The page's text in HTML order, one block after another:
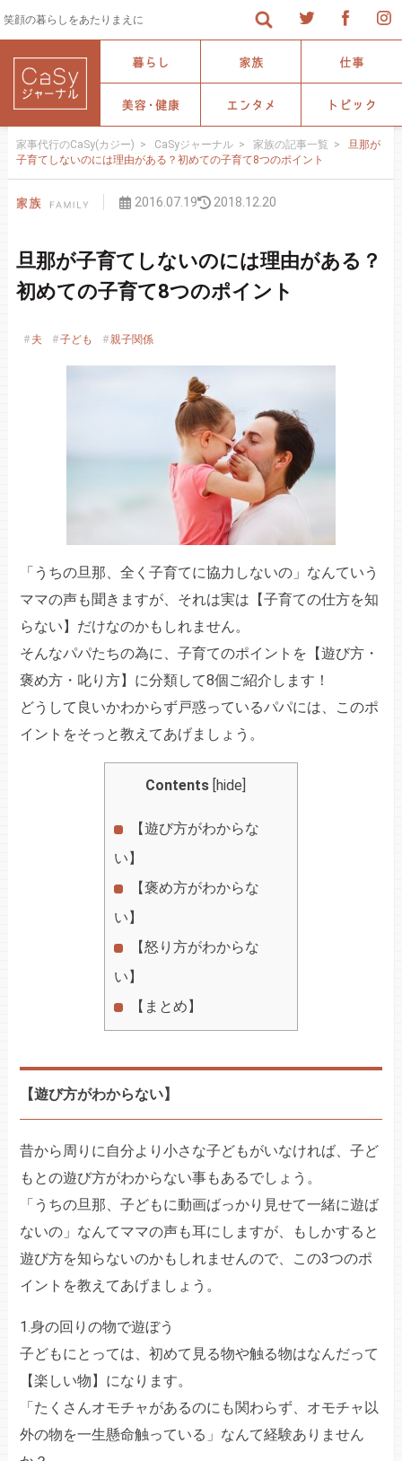
笑顔の暮らしをあたりまえに
家事代行のCaSy(カジー) > CaSyジャーナル > 家族の記事一覧 >
旦那が
子育てしないのには理由がある？初めての子育て8つのポイント
2016.07.19 2018.12.20
旦那が子育てしないのには理由がある？
初めての子育て8つのポイント
夫 子ども 親子関係
「うちの旦那、全く子育てに協力しないの」なんていう
ママの声も聞きますが、それは実は【子育ての仕方を知
らない】だけなのかもしれません。
そんなパパたちの為に、子育てのポイントを【遊び方・
褒め方・叱り方】に分類して8個ご紹介します！
どうして良いかわからず戸惑っているパパには、このポ
イントをそっと教えてあげましょう。
Contents hide
【遊び方がわからな
い】
【褒め方がわからな
い】
【怒り方がわからな
い】
【まとめ】
【遊び方がわからない】
昔から周りに自分より小さな子どもがいなければ、子ど
もとの遊び方がわからない事もあるでしょう。
「うちの旦那、子どもに動画ばっかり見せて一緒に遊ば
ないの」なんてママの声も耳にしますが、もしかすると
遊び方を知らないのかもしれませんので、この3つのポ
イントを教えてあげましょう。
1.身の回りの物で遊ぼう
子どもにとっては、初めて見る物や触る物はなんだって
【楽しい物】になります。
「たくさんオモチャがあるのにも関わらず、オモチャ以
外の物を一生懸命触っている」なんて経験ありません